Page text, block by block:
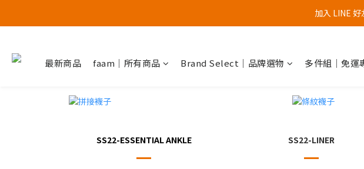
加入官
加入 LINE
最新商品 faam｜所有商品 Brand Select｜品牌選物 多件組｜免運
SS22-ESSENTIAL ANKLE SS22-LINER